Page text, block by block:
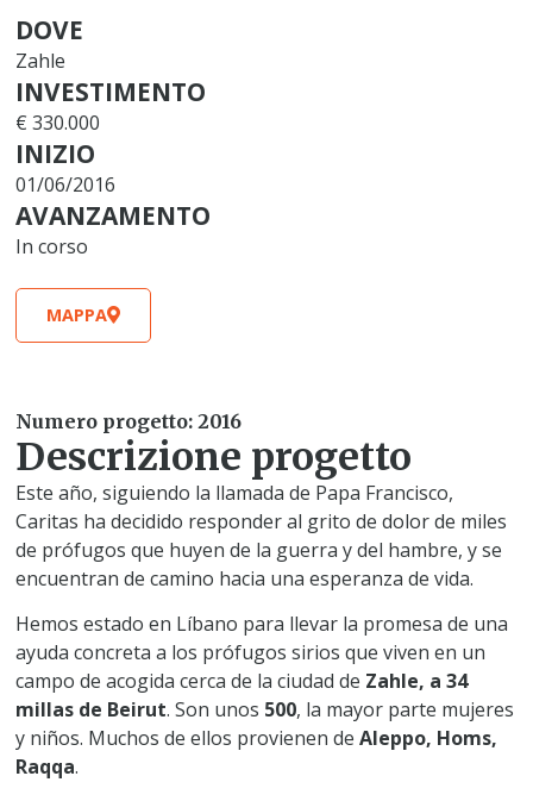
DOVE
Zahle
INVESTIMENTO
€ 330.000
INIZIO
01/06/2016
AVANZAMENTO
In corso
MAPPA
Numero progetto: 2016
Descrizione progetto
Este año, siguiendo la llamada de Papa Francisco,
Caritas ha decidido responder al grito de dolor de miles
de prófugos que huyen de la guerra y del hambre, y se
encuentran de camino hacia una esperanza de vida.
Hemos estado en Líbano para llevar la promesa de una
ayuda concreta a los prófugos sirios que viven en un
campo de acogida cerca de la ciudad de Zahle, a 34
millas de Beirut. Son unos 500, la mayor parte mujeres
y niños. Muchos de ellos provienen deAleppo, Homs,
Raqqa.